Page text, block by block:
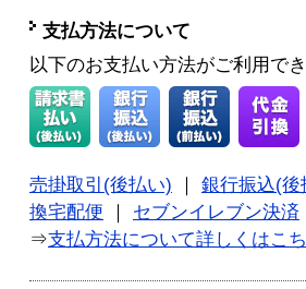
支払方法について
以下のお支払い方法がご利用で
売掛取引(後払い)
銀行振込(後
換宅配便
セブンイレブン決済
⇒支払方法について詳しくはこ